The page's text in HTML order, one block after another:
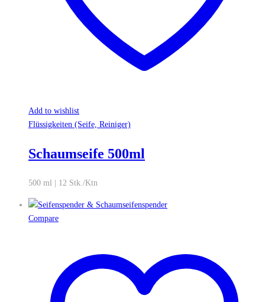
Add to wishlist
Flüssigkeiten (Seife, Reiniger)
Schaumseife 500ml
500 ml | 12 Stk./Ktn
Compare